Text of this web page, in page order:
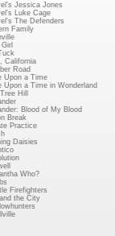
Jessica Jones
Luke Cage
The Defenders
Family
California
Road
Upon a Time
Upon a Time in Wonderland
Hill
Blood of My Blood
Break
Practice
Daisies
Who?
Firefighters
the City